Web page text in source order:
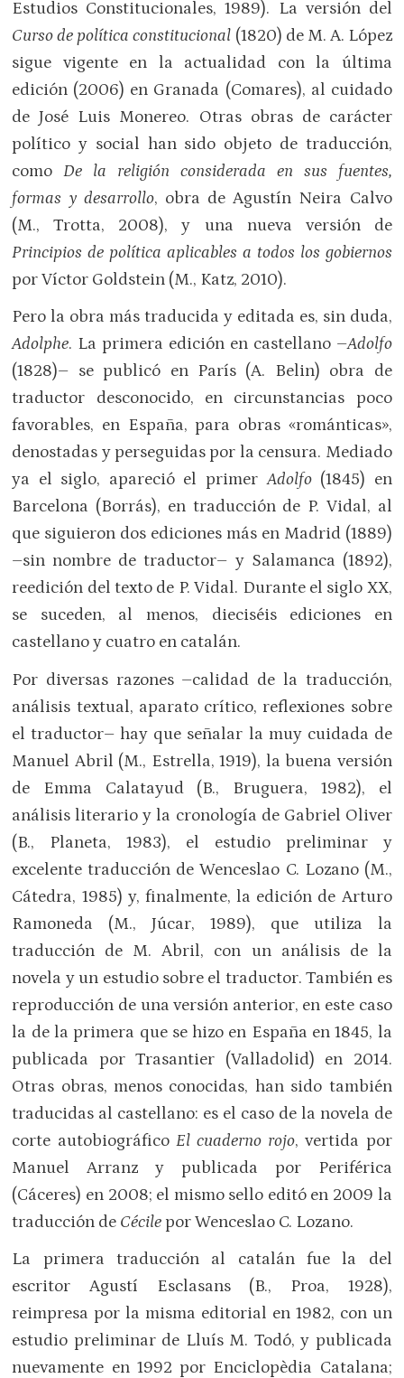
Estudios Constitucionales, 1989). La versión del
Curso de política constitucional (1820) de M. A. López
sigue vigente en la actualidad con la última
edición (2006) en Granada (Comares), al cuidado
de José Luis Monereo. Otras obras de carácter
político y social han sido objeto de traducción,
comoDe la religión considerada en sus fuentes,
formas y desarrollo, obra de Agustín Neira Calvo
(M., Trotta, 2008), y una nueva versión de
Principios de política aplicables a todos los gobiernos
por Víctor Goldstein (M., Katz, 2010).
Pero la obra más traducida y editada es, sin duda,
Adolphe. La primera edición en castellano –Adolfo
(1828)– se publicó en París (A. Belin) obra de
traductor desconocido, en circunstancias poco
favorables, en España, para obras «románticas»,
denostadas y perseguidas por la censura. Mediado
ya el siglo, apareció el primerAdolfo (1845) en
Barcelona (Borrás), en traducción de P. Vidal, al
que siguieron dos ediciones más en Madrid (1889)
–sin nombre de traductor– y Salamanca (1892),
reedición del texto de P. Vidal. Durante el siglo XX,
se suceden, al menos, dieciséis ediciones en
castellano y cuatro en catalán.
Por diversas razones –calidad de la traducción,
análisis textual, aparato crítico, reflexiones sobre
el traductor– hay que señalar la muy cuidada de
Manuel Abril (M., Estrella, 1919), la buena versión
de Emma Calatayud (B., Bruguera, 1982), el
análisis literario y la cronología de Gabriel Oliver
(B., Planeta, 1983), el estudio preliminar y
excelente traducción de Wenceslao C. Lozano (M.,
Cátedra, 1985) y, finalmente, la edición de Arturo
Ramoneda (M., Júcar, 1989), que utiliza la
traducción de M. Abril, con un análisis de la
novela y un estudio sobre el traductor. También es
reproducción de una versión anterior, en este caso
la de la primera que se hizo en España en 1845, la
publicada por Trasantier (Valladolid) en 2014.
Otras obras, menos conocidas, han sido también
traducidas al castellano: es el caso de la novela de
corte autobiográfico El cuaderno rojo, vertida por
Manuel Arranz y publicada por Periférica
(Cáceres) en 2008; el mismo sello editó en 2009 la
traducción de Cécile por Wenceslao C. Lozano.
La primera traducción al catalán fue la del
escritor Agustí Esclasans (B., Proa, 1928),
reimpresa por la misma editorial en 1982, con un
estudio preliminar de Lluís M. Todó, y publicada
nuevamente en 1992 por Enciclopèdia Catalana;